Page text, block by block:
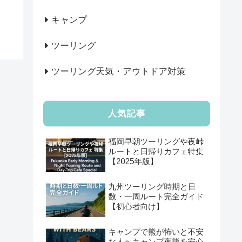
キャンプ
ツーリング
ツーリング天気・アウトドア対策
人気記事
福岡早朝ツーリングや夜峠
ルートと日帰りカフェ特集
【2025年版】
九州ツーリング時期と日
数・一周ルート完全ガイド
【初心者向け】
キャンプで熊が怖いと不安